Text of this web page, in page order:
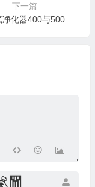
下一篇
华为空气净化器400与500深度对比：靠谱之选，揭秘内幕